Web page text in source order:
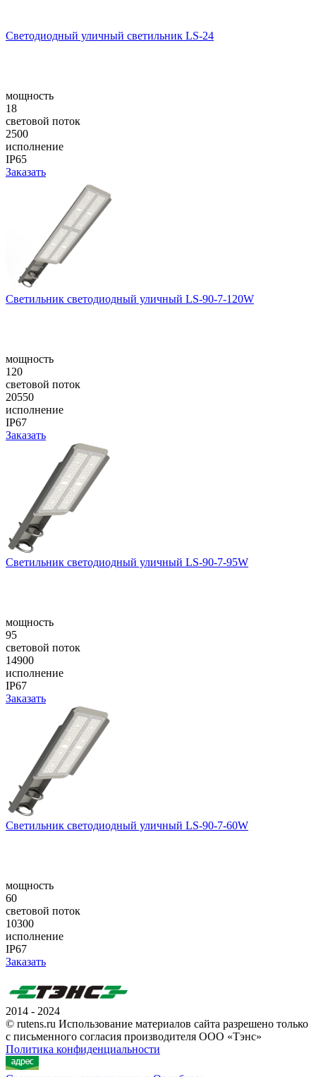
Светодиодный уличный светильник LS-24
мощность
18
световой поток
2500
исполнение
IP65
Заказать
Светильник светодиодный уличный LS-90-7-120W
мощность
120
световой поток
20550
исполнение
IP67
Заказать
Светильник светодиодный уличный LS-90-7-95W
мощность
95
световой поток
14900
исполнение
IP67
Заказать
Светильник светодиодный уличный LS-90-7-60W
мощность
60
световой поток
10300
исполнение
IP67
Заказать
2014 - 2024
© rutens.ru Использование материалов сайта разрешено только
с письменного согласия производителя ООО «Тэнс»
Политика конфиденциальности